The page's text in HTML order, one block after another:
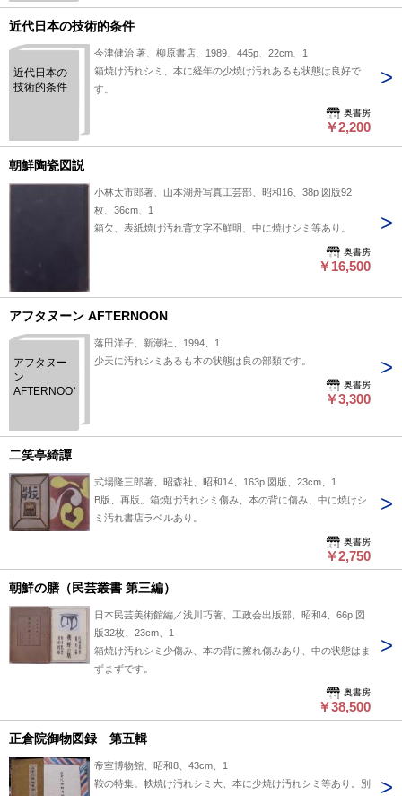
近代日本の技術的条件
近代日本の
技術的条件
今津健治 著、柳原書店、1989、445p、22cm、1
箱焼け汚れシミ、本に経年の少焼け汚れあるも状態は良好で
す。
奥書房
￥2,200
朝鮮陶瓷図説
小林太市郎著、山本湖舟写真工芸部、昭和16、38p 図版92
枚、36cm、1
箱欠、表紙焼け汚れ背文字不鮮明、中に焼けシミ等あり。
奥書房
￥16,500
アフタヌーン AFTERNOON
アフタヌー
ン
AFTERNOON
落田洋子、新潮社、1994、1
少天に汚れシミあるも本の状態は良の部類です。
奥書房
￥3,300
二笑亭綺譚
式場隆三郎著、昭森社、昭和14、163p 図版、23cm、1
B版、再版。箱焼け汚れシミ傷み、本の背に傷み、中に焼けシ
ミ汚れ書店ラベルあり。
奥書房
￥2,750
朝鮮の膳（民芸叢書 第三編）
日本民芸美術館編／浅川巧著、工政会出版部、昭和4、66p 図
版32枚、23cm、1
箱焼け汚れシミ少傷み、本の背に擦れ傷みあり、中の状態はま
ずまずです。
奥書房
￥38,500
正倉院御物図録 第五輯
帝室博物館、昭和8、43cm、1
鞍の特集。帙焼け汚れシミ大、本に少焼け汚れシミ等あり。別